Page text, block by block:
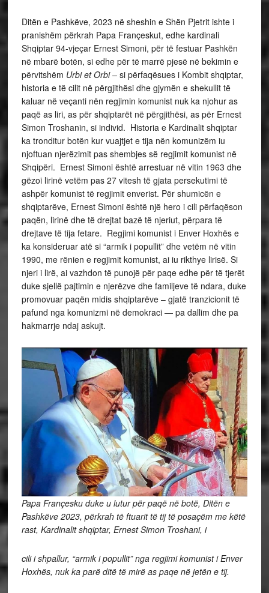
Ditën e Pashkëve, 2023 në sheshin e Shën Pjetrit ishte i
pranishëm përkrah Papa Françeskut, edhe kardinali
Shqiptar 94-vjeçar Ernest Simoni, për të festuar Pashkën
në mbarë botën, si edhe për të marrë pjesë në bekimin e
përvitshëm Urbi et Orbi – si përfaqësues i Kombit shqiptar,
historia e të cilit në përgjithësi dhe gjymën e shekullit të
kaluar në veçanti nën regjimin komunist nuk ka njohur as
paqë as liri, as për shqiptarët në përgjithësi, as për Ernest
Simon Troshanin, si individ. Historia e Kardinalit shqiptar
ka tronditur botën kur vuajtjet e tija nën komunizëm iu
njoftuan njerëzimit pas shembjes së regjimit komunist në
Shqipëri. Ernest Simoni është arrestuar në vitin 1963 dhe
gëzoi lirinë vetëm pas 27 vitesh të gjata persekutimi të
ashpër komunist të regjimit enverist. Për shumicën e
shqiptarëve, Ernest Simoni është një hero i cili përfaqëson
paqën, lirinë dhe të drejtat bazë të njeriut, përpara të
drejtave të tija fetare. Regjimi komunist i Enver Hoxhës e
ka konsideruar atë si “armik i popullit” dhe vetëm në vitin
1990, me rënien e regjimit komunist, ai iu rikthye lirisë. Si
njeri i lirë, ai vazhdon të punojë për paqe edhe për të tjerët
duke sjellë pajtimin e njerëzve dhe familjeve të ndara, duke
promovuar paqën midis shqiptarëve – gjatë tranzicionit të
pafund nga komunizmi në demokraci — pa dallim dhe pa
hakmarrje ndaj askujt.
Papa Françesku duke u lutur për paqë në botë, Ditën e
Pashkëve 2023, përkrah të ftuarit të tij të posaçëm me këtë
rast, Kardinalit shqiptar, Ernest Simon Troshani, i
cili i shpallur, “armik i popullit” nga regjimi komunist i Enver
Hoxhës, nuk ka parë ditë të mirë as paqe në jetën e tij.